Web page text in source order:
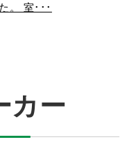
。 室･･･
カー